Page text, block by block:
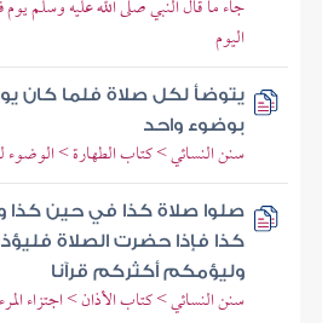
جاء ما قال النبي صلى الله عليه وسلم
اليوم
يتوضأ لكل صلاة فلما كان
بوضوء واحد
سنن النسائي > كتاب الطهارة >
صلوا صلاة كذا في حين كذا
كذا فإذا حضرت الصلاة
وليؤمكم أكثركم قرآنا
سنن النسائي > كتاب الأذان > اجتزاء